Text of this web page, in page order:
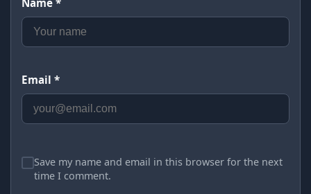
Name *
Email *
Save my name and email in this browser for the next
time I comment.